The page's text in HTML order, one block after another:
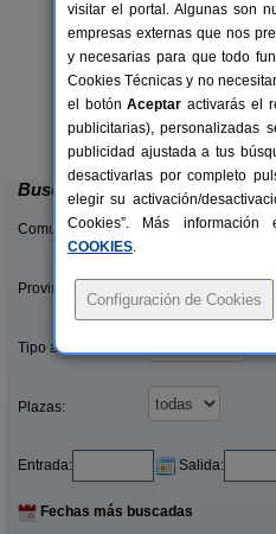
Fonda
Villarluengo
Buscar
Comunidades:
Provincias/Islas:
Tipo alquiler:
Plazas:
Entrada: Salida:
Fechas más buscadas
visitar el portal. Algunas son
empresas externas que nos
y necesarias para que todo
Cookies Técnicas y no
el botónAceptar activarás el
publicitarias), personalizadas
publicidad ajustada a tus
desactivarlas por completo
elegir su activación/
Cookies”. Más información
COOKIES.